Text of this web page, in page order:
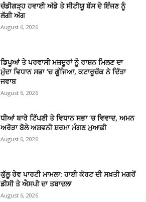
ਚੰਡੀਗੜ੍ਹ ਹਵਾਈ ਅੱਡੇ ਤੇ ਸੀਟੀਯੂ ਬੱਸ ਦੇ ਇੰਜਣ ਨੂੰ
ਲੱਗੀ ਅੱਗ
August 6, 2026
ਡਿਪੂਆਂ ਤੇ ਪਰਵਾਸੀ ਮਜ਼ਦੂਰਾਂ ਨੂੰ ਰਾਸ਼ਨ ਮਿਲਣ ਦਾ
ਮੁੱਦਾ ਵਿਧਾਨ ਸਭਾ ’ਚ ਗੂੰਜਿਆ, ਕਟਾਰੂਚੱਕ ਨੇ ਦਿੱਤਾ
ਜਵਾਬ
August 6, 2026
ਧੀਆਂ ਬਾਰੇ ਟਿੱਪਣੀ ਤੇ ਵਿਧਾਨ ਸਭਾ ‘ਚ ਵਿਵਾਦ, ਅਮਨ
ਅਰੋੜਾ ਬੋਲੇ ਅਸ਼ਵਨੀ ਸ਼ਰਮਾ ਮੰਗਣ ਮੁਆਫ਼ੀ
August 6, 2026
ਕੁੱਲੂ ਰੇਵ ਪਾਰਟੀ ਮਾਮਲਾ: ਹਾਈ ਕੋਰਟ ਦੀ ਸਖ਼ਤੀ ਮਗਰੋਂ
ਡੀਸੀ ਤੇ ਐਸਪੀ ਦਾ ਤਬਾਦਲਾ
August 6, 2026